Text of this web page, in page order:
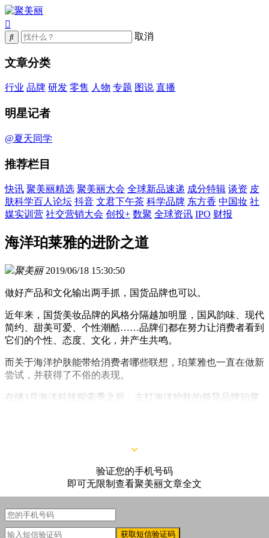
取消
文章分类
行业 品牌 研发 零售 人物 专题 图说 直播
明星记者
@夏天同学
推荐栏目
快讯 聚美丽精选 聚美丽大会 全球新品速递 成分特辑 谈资 皮
肤科学百人论坛 抖音 文君下午茶 科学品牌 东方香 中国妆 社
媒实训营 社交营销大会 创投+ 数聚 全球资讯 IPO 财报
海洋珀莱雅的进阶之道
聚美丽 2019/06/18 15:30:50
做好产品和文化输出两手抓，国货品牌也可以。
近年来，国货美妆品牌的风格分隔越加明显，国风韵味、现代
简约、甜美可爱、个性潮酷……品牌们都在努力让消费者看到
它们的个性、态度、文化，并产生共鸣。
而关于海洋护肤能带给消费者哪些联想，珀莱雅也一直在做新
尝试，并获得了不俗的表现。
在继3月海洋科技探索季之后，主打海洋护肤的领导品牌珀莱
验证您的手机号码
即可无限制查看聚美丽文章全文
获取短信验证码